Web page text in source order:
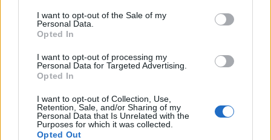
I want to opt-out of the Sale of my
Personal Data.
Opted In
I want to opt-out of processing my
Personal Data for Targeted Advertising.
Opted In
I want to opt-out of Collection, Use,
Retention, Sale, and/or Sharing of my
Personal Data that Is Unrelated with the
Purposes for which it was collected.
Opted Out
Tematy nos przeziębienie katar
krzywa przegroda
Reklama: